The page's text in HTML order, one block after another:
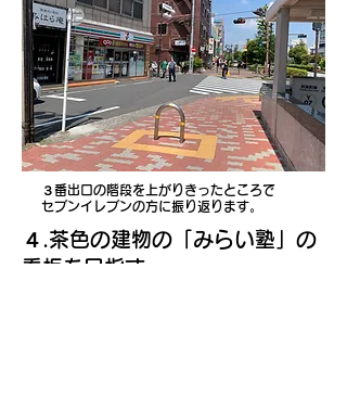
​３番出口の階段を上がりきったところで
​セブンイレブンの方に振り返ります。
​４.茶色の建物の「みらい塾」の
看板を目指す